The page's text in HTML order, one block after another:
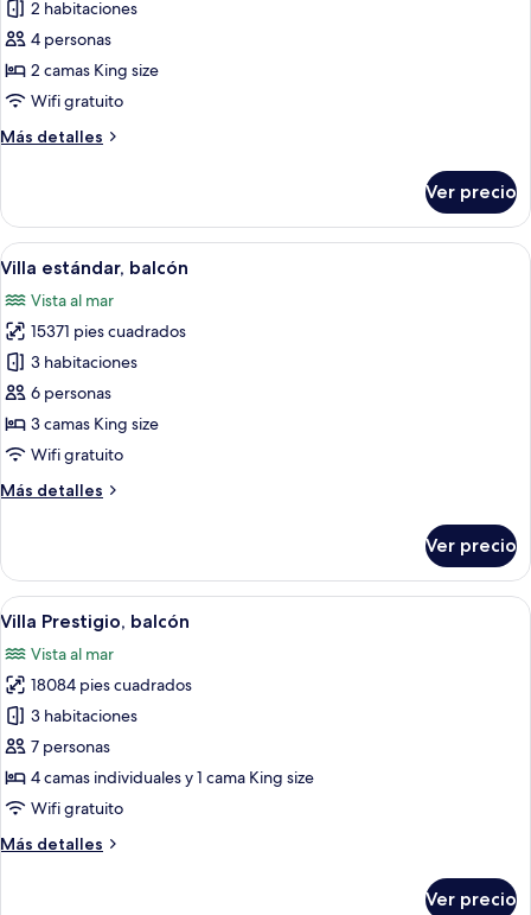
de
Villa
Prestigio,
balcón
2 habitaciones
4 personas
2 camas King size
Wifi gratuito
Más detalles
Más
Prestigio,
balcón
Ver precio
Abrir
todas
las
fotos
de
Villa
estándar,
balcón
Un área junto a la piscina con un
9
Villa estándar, balcón
Vista al mar
15371 pies cuadrados
3 habitaciones
6 personas
3 camas King size
Wifi gratuito
Más detalles
Más
estándar,
balcón
Ver precio
Abrir
todas
las
fotos
de
Villa
Prestigio,
balcón
Edredón y artículos del minibar gratis
14
Villa Prestigio, balcón
Vista al mar
18084 pies cuadrados
3 habitaciones
7 personas
4 camas individuales y 1 cama King size
Wifi gratuito
Más detalles
Más
Ver precio